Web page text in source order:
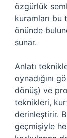
özgürlük
kuramları bu
önünde
sunar.
Anlatı
oynadığını
dönüş) ve
teknikleri,
derinleştirir.
geçmişiyle